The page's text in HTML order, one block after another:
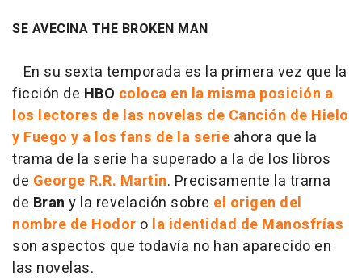
SE AVECINA THE BROKEN MAN
En su sexta temporada es la primera vez que la
ficción de HBO coloca en la misma posición a
los lectores de las novelas de Canción de Hielo
y Fuego y a los fans de la serie ahora que la
trama de la serie ha superado a la de los libros
de George R.R. Martin. Precisamente la trama
de Bran y la revelación sobre el origen del
nombre de Hodor o la identidad de Manosfrías
son aspectos que todavía no han aparecido en
las novelas.